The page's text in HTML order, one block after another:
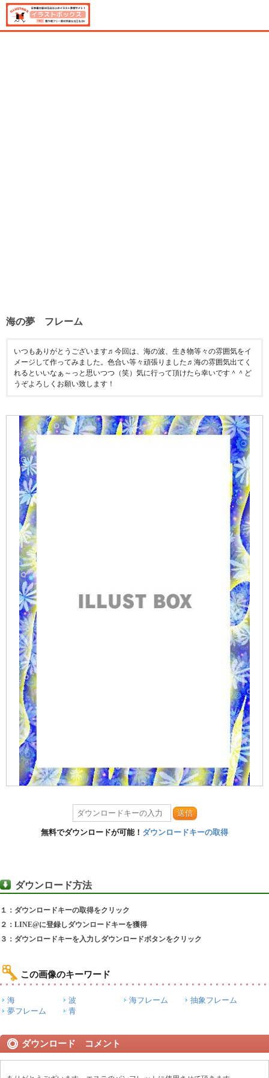
海の夢 フレーム
いつもありがとうございます♬今回は、海の波、生き物等々の雰囲気をイ
メージして作ってみました。色合い等々頑張りました♬海の雰囲気出てく
れるといいなぁ～っと思いつつ（笑）気に行って頂けたら幸いです＾＾ど
うぞよろしくお願い致します！
送信
無料でダウンロードが可能！ ダウンロードキーの取得
ダウンロード方法
１：ダウンロードキーの取得をクリック
２：LINE@に登録しダウンロードキーを獲得
３：ダウンロードキーを入力しダウンロードボタンをクリック
この画像のキーワード
海 波 海フレーム
抽象フレーム
夢フレーム
青
ダウンロード コメント